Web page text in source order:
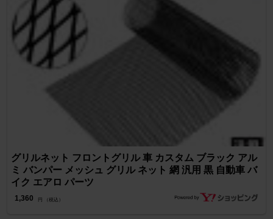
グリルネット フロントグリル 車 カスタム ブラック アル
ミ バンパー メッシュ グリル ネット 網 汎用 黒 自動車 バ
イク エアロ パーツ
1,360 円 （税込）